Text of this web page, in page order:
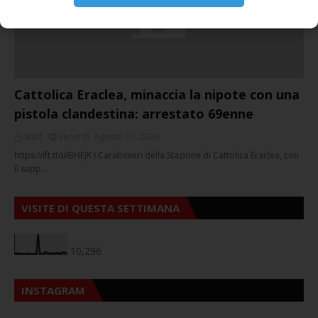
Cattolica Eraclea, minaccia la nipote con una
pistola clandestina: arrestato 69enne
https://ift.tt/ulBHEJK I Carabinieri della Stazione di Cattolica Eraclea, con
il supp…
VISITE DI QUESTA SETTIMANA
10,296
INSTAGRAM